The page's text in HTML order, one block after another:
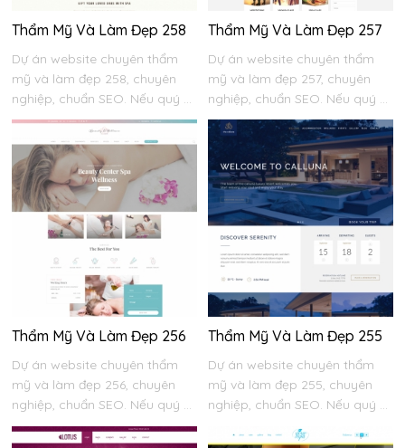
Thẩm Mỹ Và Làm Đẹp 258
Dự án website chuyên thẩm
mỹ và làm đẹp 258, chuyên
nghiệp, chuẩn SEO. Nếu quý ...
Thẩm Mỹ Và Làm Đẹp 257
Dự án website chuyên thẩm
mỹ và làm đẹp 257, chuyên
nghiệp, chuẩn SEO. Nếu quý ...
Thẩm Mỹ Và Làm Đẹp 256
Dự án website chuyên thẩm
mỹ và làm đẹp 256, chuyên
nghiệp, chuẩn SEO. Nếu quý ...
Thẩm Mỹ Và Làm Đẹp 255
Dự án website chuyên thẩm
mỹ và làm đẹp 255, chuyên
nghiệp, chuẩn SEO. Nếu quý ...